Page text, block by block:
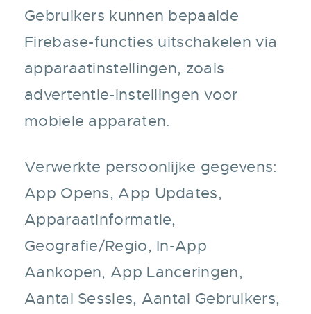
Gebruikers kunnen bepaalde
Firebase-functies uitschakelen via
apparaatinstellingen, zoals
advertentie-instellingen voor
mobiele apparaten.
Verwerkte persoonlijke gegevens:
App Opens, App Updates,
Apparaatinformatie,
Geografie/Regio, In-App
Aankopen, App Lanceringen,
Aantal Sessies, Aantal Gebruikers,